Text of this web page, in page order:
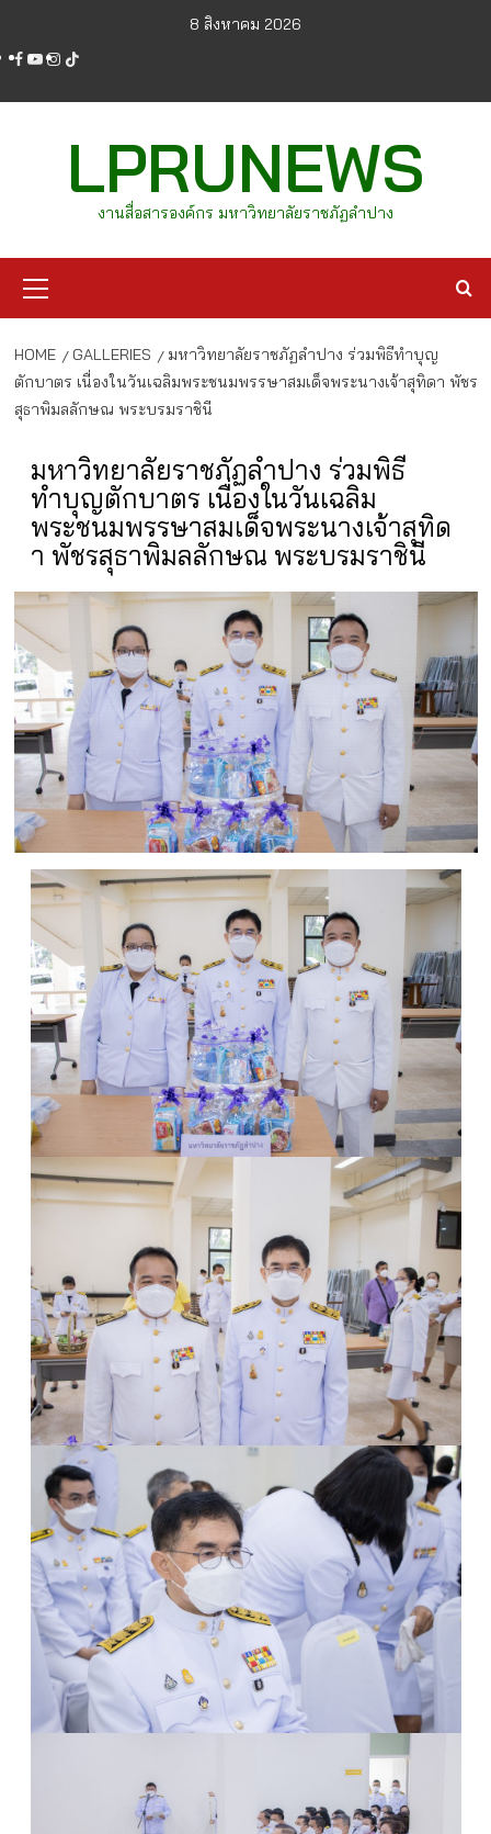
content
8 สิงหาคม 2026
facebook
youtube
instagram
tiktok
LPRUNEWS
งานสื่อสารองค์กร มหาวิทยาลัยราชภัฏลำปาง
Menu
HOME GALLERIES
มหาวิทยาลัยราชภัฏลำปาง ร่วมพิธีทำบุญ
ตักบาตร เนื่องในวันเฉลิมพระชนมพรรษาสมเด็จพระนางเจ้าสุทิดา พัชร
สุธาพิมลลักษณ พระบรมราชินี
มหาวิทยาลัยราชภัฏลำปาง ร่วมพิธี
ทำบุญตักบาตร เนื่องในวันเฉลิม
พระชนมพรรษาสมเด็จพระนางเจ้าสุทิด
า พัชรสุธาพิมลลักษณ พระบรมราชินี